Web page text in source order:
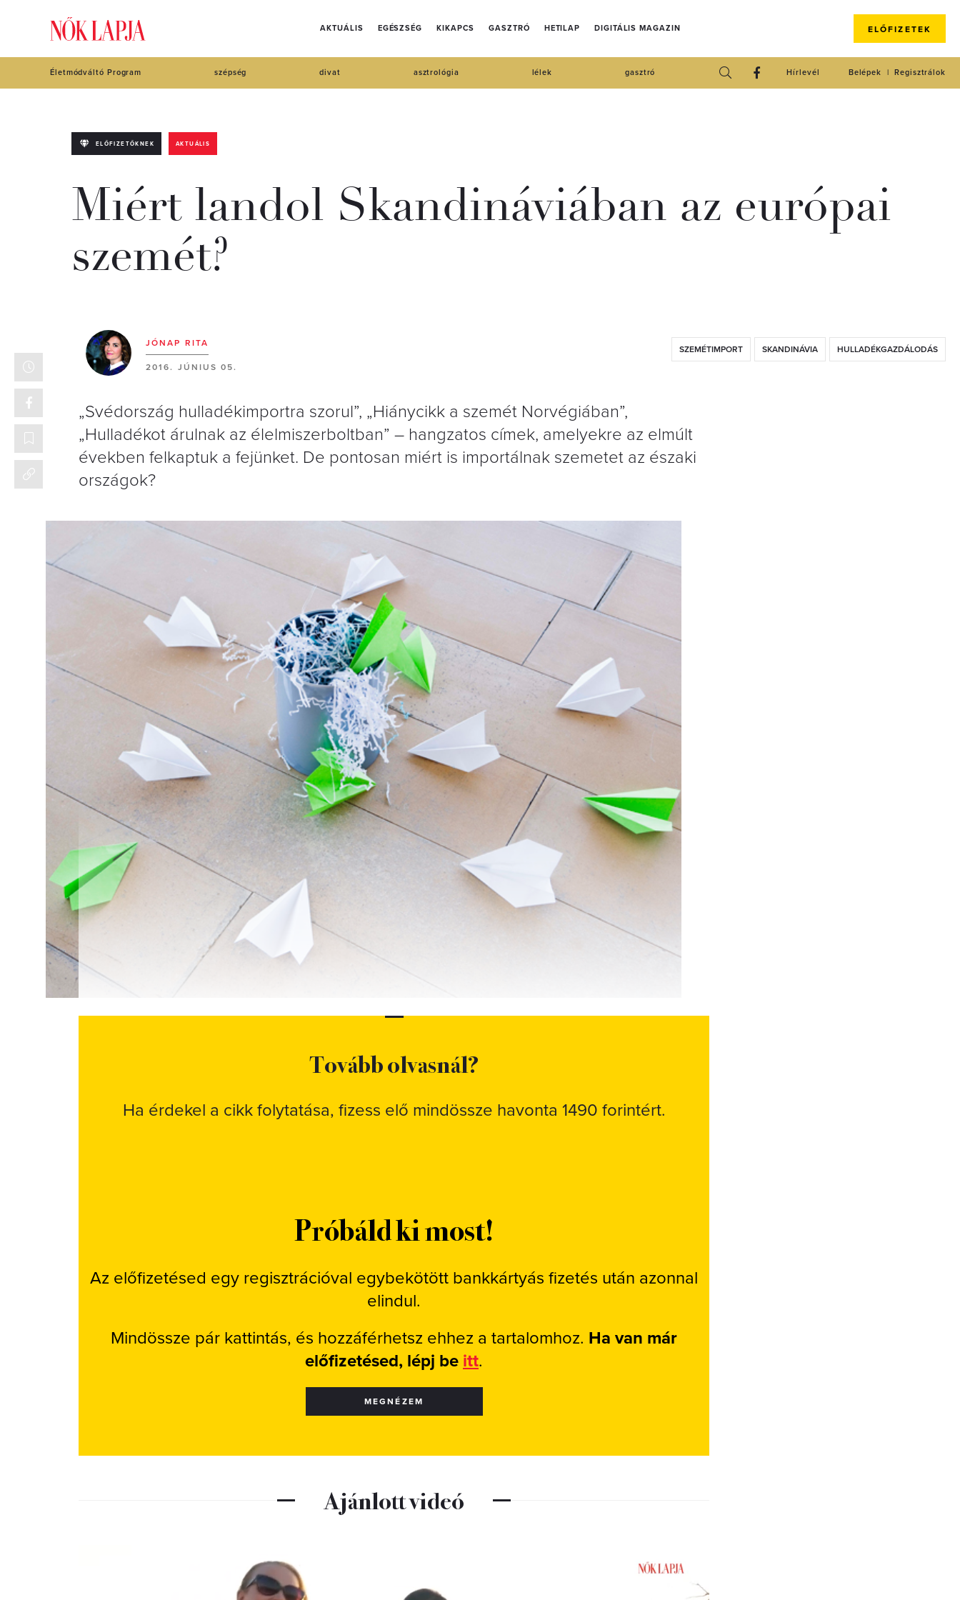
AKTUÁLIS EGÉSZSÉG KIKAPCS GASZTRÓ HETILAP DIGITÁLIS MAGAZIN ELŐFIZETEK
Életmódváltó Program szépség divat asztrológia lélek gasztró Regisztrálok
Belépek
Hírlevél
ELŐFIZETŐKNEK AKTUÁLIS
Miért landol Skandináviában az európai
szemét?
JÓNAP RITA
2016. JÚNIUS 05.
SZEMÉTIMPORT SKANDINÁVIA HULLADÉKGAZDÁLODÁS
„Svédország hulladékimportra szorul”, „Hiánycikk a szemét Norvégiában”,
„Hulladékot árulnak az élelmiszerboltban” – hangzatos címek, amelyekre az elmúlt
években felkaptuk a fejünket. De pontosan miért is importálnak szemetet az északi
országok?
Tovább olvasnál?
Ha érdekel a cikk folytatása, fizess elő mindössze havonta 1490 forintért.
Próbáld ki most!
Az előfizetésed egy regisztrációval egybekötött bankkártyás fizetés után azonnal
elindul.
Mindössze pár kattintás, és hozzáférhetsz ehhez a tartalomhoz. Ha van már
előfizetésed, lépj be itt.
MEGNÉZEM
Ajánlott videó